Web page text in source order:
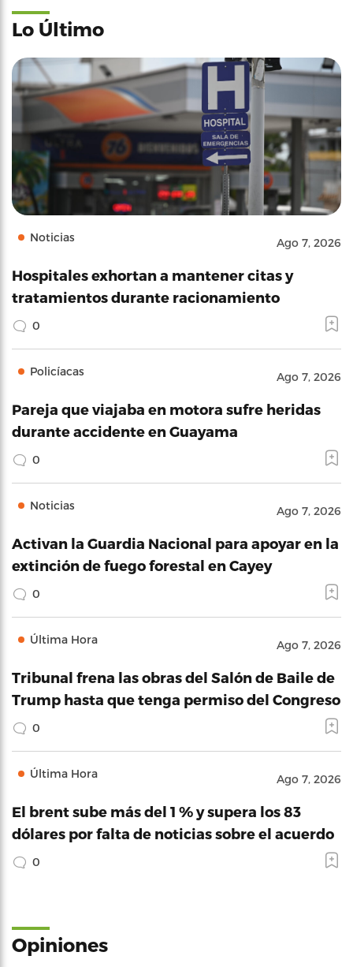
Lo Último
Noticias Ago 7, 2026
Hospitales exhortan a mantener citas y
tratamientos durante racionamiento
0
Policíacas Ago 7, 2026
Pareja que viajaba en motora sufre heridas
durante accidente en Guayama
0
Noticias Ago 7, 2026
Activan la Guardia Nacional para apoyar en la
extinción de fuego forestal en Cayey
0
Última Hora Ago 7, 2026
Tribunal frena las obras del Salón de Baile de
Trump hasta que tenga permiso del Congreso
0
Última Hora Ago 7, 2026
El brent sube más del 1 % y supera los 83
dólares por falta de noticias sobre el acuerdo
0
Opiniones